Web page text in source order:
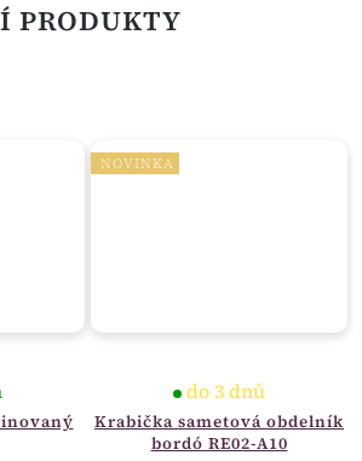
PRODUKTY
NOVINKA
Krabička sametová obdelník
bordó RE02-A10
do 3 dnů